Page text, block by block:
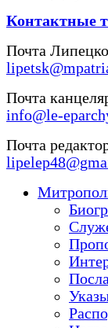
Контактные
Почта
Почта
info@le-
Почта